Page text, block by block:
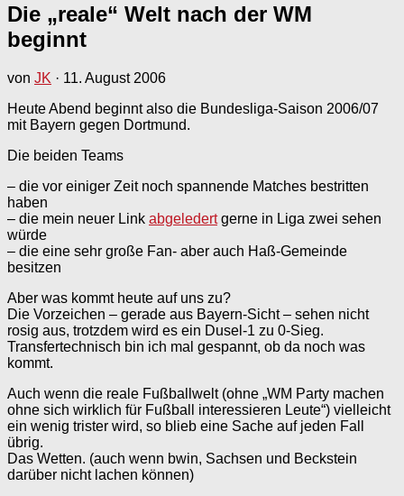
Die „reale“ Welt nach der WM
beginnt
von JK · 11. August 2006
Heute Abend beginnt also die Bundesliga-Saison 2006/07
mit Bayern gegen Dortmund.
Die beiden Teams
– die vor einiger Zeit noch spannende Matches bestritten
haben
– die mein neuer Link abgeledertgerne in Liga zwei sehen
würde
– die eine sehr große Fan- aber auch Haß-Gemeinde
besitzen
Aber was kommt heute auf uns zu?
Die Vorzeichen – gerade aus Bayern-Sicht – sehen nicht
rosig aus, trotzdem wird es ein Dusel-1 zu 0-Sieg.
Transfertechnisch bin ich mal gespannt, ob da noch was
kommt.
Auch wenn die reale Fußballwelt (ohne „WM Party machen
ohne sich wirklich für Fußball interessieren Leute“) vielleicht
ein wenig trister wird, so blieb eine Sache auf jeden Fall
übrig.
Das Wetten. (auch wenn bwin, Sachsen und Beckstein
darüber nicht lachen können)